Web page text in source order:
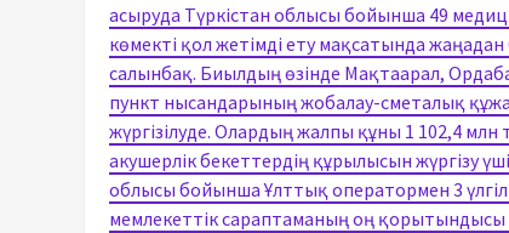
асыруда Түркістан облысы бойынша 49
көмекті қол жетімді ету мақсатында
салынбақ. Биылдың өзінде Мақтаарал,
пункт нысандарының жобалау-сметалық
жүргізілуде. Олардың жалпы құны 1 102,4
акушерлік бекеттердің құрылысын жүргізу
облысы бойынша Ұлттық оператормен 3
мемлекеттік сараптаманың оң қорытындысы